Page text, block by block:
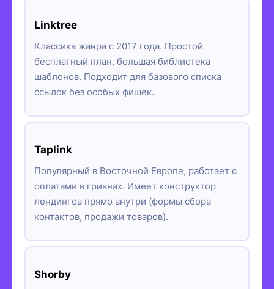
Linktree
Классика жанра с 2017 года. Простой
бесплатный план, большая библиотека
шаблонов. Подходит для базового списка
ссылок без особых фишек.
Taplink
Популярный в Восточной Европе, работает с
оплатами в гривнах. Имеет конструктор
лендингов прямо внутри (формы сбора
контактов, продажи товаров).
Shorby